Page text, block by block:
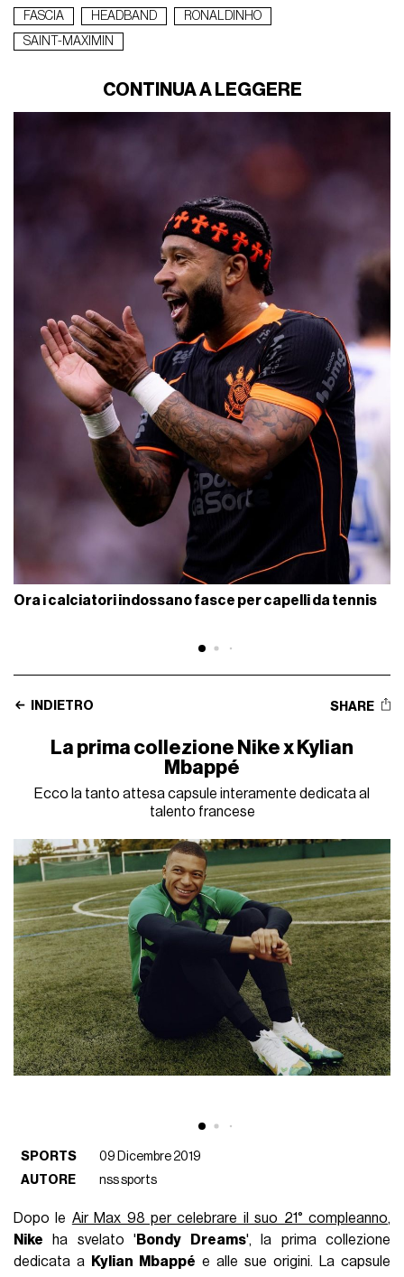
FASCIA HEADBAND
RONALDINHO
SAINT-MAXIMIN
CONTINUA A LEGGERE
Ora i calciatori indossano fasce per capelli da tennis
INDIETRO SHARE
La prima collezione Nike x Kylian
Mbappé
Ecco la tanto attesa capsule interamente dedicata al
talento francese
SPORTS
09 Dicembre 2019
AUTORE
nss sports
Dopo le Air Max 98 per celebrare il suo 21° compleanno,
Nike ha svelato ' Bondy Dreams', la prima collezione
dedicata a
Kylian Mbappé e alle sue origini. La capsule